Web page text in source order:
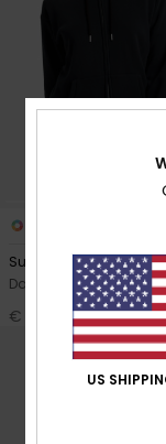
Surf Stoked Zipped
Dames Zwart Hoodie
€ 58,00
US